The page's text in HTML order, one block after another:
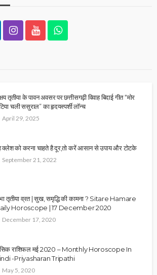
तृतीया के पावन अवसर पर छत्तीसगढ़ी विवाह बिदाई गीत “मोर
चली ससुराल” का हृदयस्पर्शी लॉन्च
April 29, 2025
क्लेश को करना चाहते है दूर,तो करें आसान से उपाय और टोटके
September 21, 2022
तृतीया व्रत | सुख, समृद्धि की कामना ? Sitare Hamare
Horoscope | 17 December 2020
December 17, 2020
राशिफल मई 2020 – Monthly Horoscope In
-Priyasharan Tripathi
May 5, 2020